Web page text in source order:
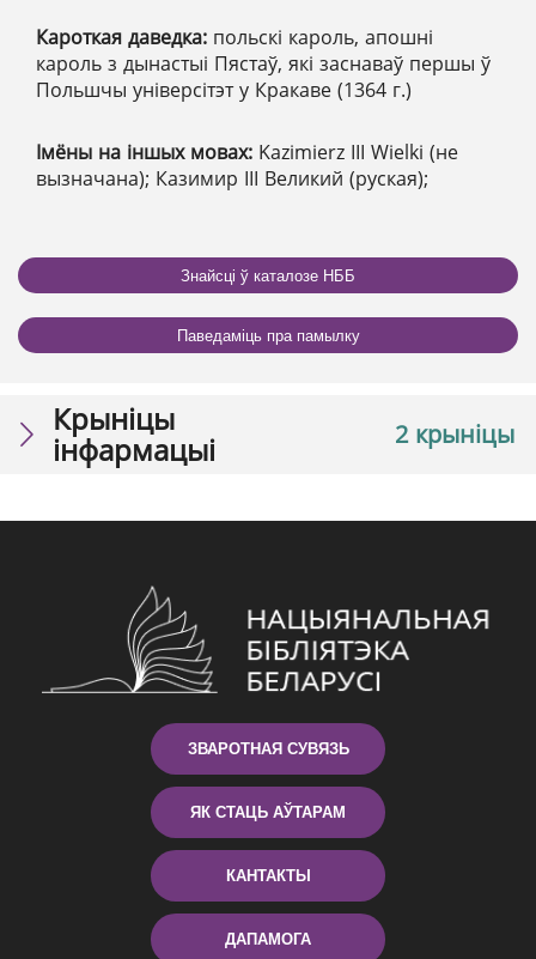
Кароткая даведка: польскі кароль, апошні
кароль з дынастыі Пястаў, які заснаваў першы ў
Польшчы універсітэт у Кракаве (1364 г.)
Імёны на іншых мовах: Kazimierz III Wielki (не
вызначана); Казимир ІІІ Великий (руская);
Знайсці ў каталозе НББ
Паведаміць пра памылку
2 крыніцы
Крыніцы
інфармацыі
ЗВАРОТНАЯ СУВЯЗЬ
ЯК СТАЦЬ АЎТАРАМ
КАНТАКТЫ
ДАПАМОГА